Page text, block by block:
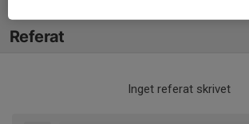
Referat
Inget referat skrivet